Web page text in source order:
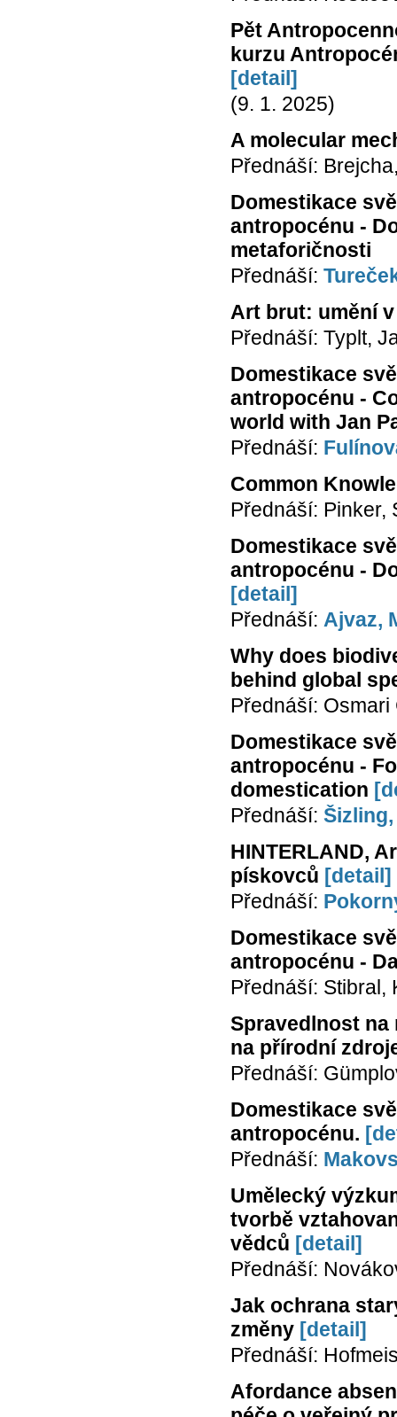
Pět
kurzu
[detail]
(9. 1. 2025)
A molecular
Přednáší:
Domestikace
antropocénu -
metaforičnosti
Přednáší:
Art brut: umění
Přednáší: Typlt,
Domestikace
antropocénu -
world with Jan
Přednáší:
Common
Přednáší: Pinker,
Domestikace
antropocénu -
[detail]
Přednáší: Ajvaz,
Why does
behind global
Přednáší: Osmari
Domestikace
antropocénu -
domestication
Přednáší:
HINTERLAND,
pískovců [detail]
Přednáší:
Domestikace
antropocénu -
Přednáší: Stibral,
Spravedlnost
na přírodní
Přednáší:
Domestikace
antropocénu.
Přednáší:
Umělecký
tvorbě
vědců [detail]
Přednáší:
Jak ochrana
změny [detail]
Přednáší:
Afordance